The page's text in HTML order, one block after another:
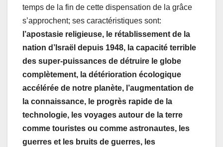
temps de la fin de cette dispensation de la grâce
s’approchent; ses caractéristiques sont:
l’apostasie religieuse, le rétablissement de la
nation d’Israël depuis 1948, la capacité terrible
des super-puissances de détruire le globe
complètement, la détérioration écologique
accélérée de notre planète, l’augmentation de
la connaissance, le progrès rapide de la
technologie, les voyages autour de la terre
comme touristes ou comme astronautes, les
guerres et les bruits de guerres, les